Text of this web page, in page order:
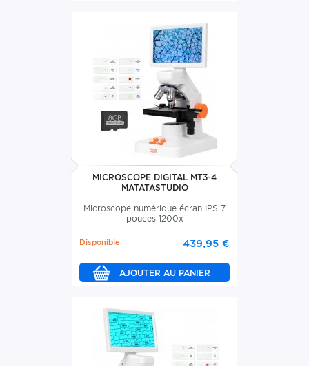
MICROSCOPE DIGITAL MT3-4
MATATASTUDIO
Microscope numérique écran IPS 7
pouces 1200x
439,95 €
Disponible